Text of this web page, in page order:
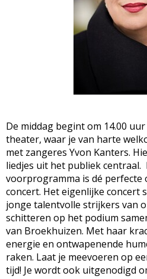
De middag begint om 14.00
theater, waar je van harte
met zangeres Yvon Kanters.
liedjes uit het publiek centraal.
voorprogramma is dé
concert. Het eigenlijke concert
jonge talentvolle strijkers van
schitteren op het podium
van Broekhuizen. Met haar
energie en ontwapenende
raken. Laat je meevoeren op
tijd! Je wordt ook uitgenodigd